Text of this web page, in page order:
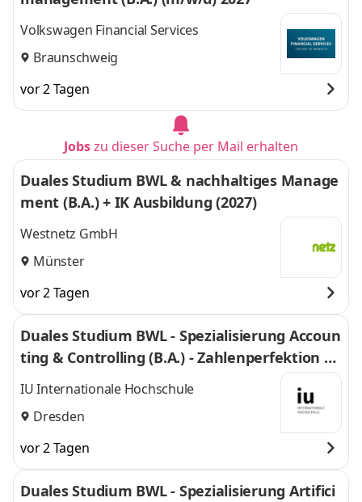
Volkswagen Financial Services
Braunschweig
vor 2 Tagen
Jobszu dieser Suche per Mail erhalten
Duales Studium BWL & nachhaltiges Manage
ment (B.A.) + IK Ausbildung (2027)
Westnetz GmbH
Münster
vor 2 Tagen
Duales Studium BWL - Spezialisierung Accoun
ting & Controlling (B.A.) - Zahlenperfektion G
mbH
IU Internationale Hochschule
Dresden
vor 2 Tagen
Duales Studium BWL - Spezialisierung Artifici